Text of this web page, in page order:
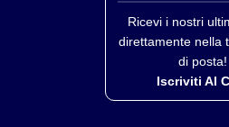
Ricevi i nostri
direttamente nella
di posta!
Iscriviti Al